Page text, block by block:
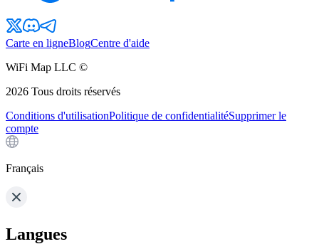
Carte en ligneBlogCentre d'aide
WiFi Map LLC ©
2026 Tous droits réservés
Conditions d'utilisationPolitique de confidentialitéSupprimer le
compte
Français
Langues